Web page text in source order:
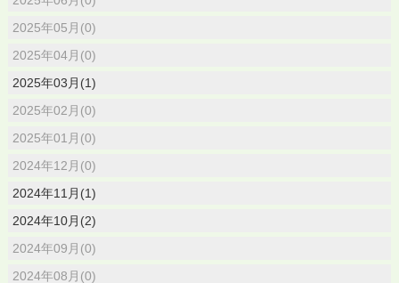
2025年05月(0)
2025年04月(0)
2025年03月(1)
2025年02月(0)
2025年01月(0)
2024年12月(0)
2024年11月(1)
2024年10月(2)
2024年09月(0)
2024年08月(0)